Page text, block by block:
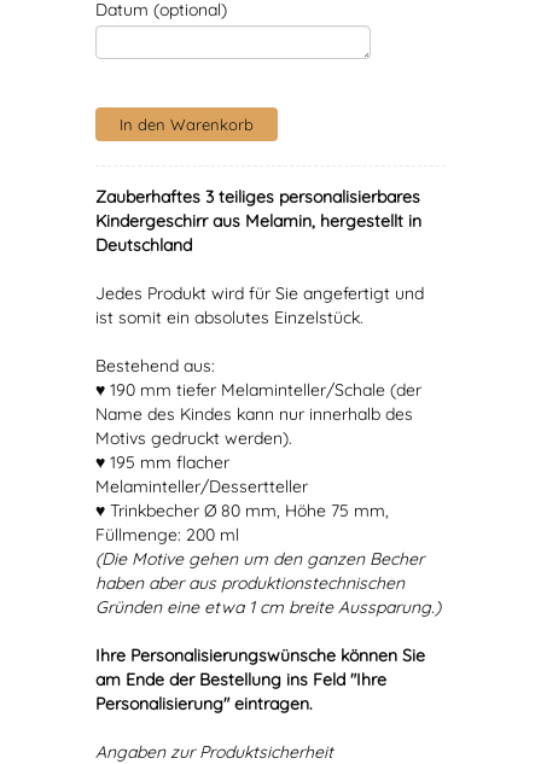
Datum (optional)
Zauberhaftes 3 teiliges personalisierbares
Kindergeschirr aus Melamin, hergestellt in
Deutschland
Jedes Produkt wird für Sie angefertigt und
ist somit ein absolutes Einzelstück.
Bestehend aus:
♥ 190 mm tiefer Melaminteller/Schale (der
Name des Kindes kann nur innerhalb des
Motivs gedruckt werden).
♥ 195 mm flacher
Melaminteller/Dessertteller
♥ Trinkbecher Ø 80 mm, Höhe 75 mm,
Füllmenge: 200 ml
(Die Motive gehen um den ganzen Becher
haben aber aus produktionstechnischen
Gründen eine etwa 1 cm breite Aussparung.)
Ihre Personalisierungswünsche können Sie
am Ende der Bestellung ins Feld "Ihre
Personalisierung" eintragen.
Angaben zur Produktsicherheit